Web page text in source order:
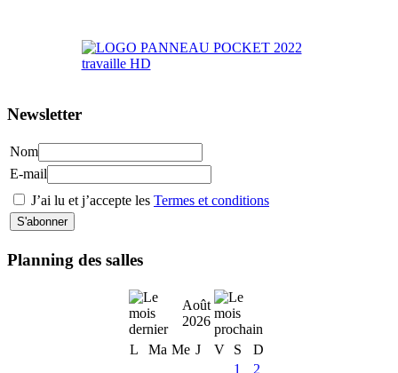
Newsletter
Nom
E-mail
J’ai lu et j’accepte les Termes et conditions
Planning des salles
Août
2026
L
Ma Me J V S
D
1
2